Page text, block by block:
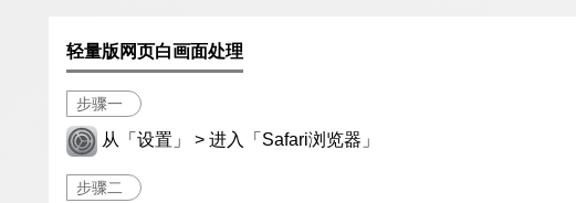
轻量版网页白画面处理
步骤一
从「设置」 > 进入「Safari浏览器」
步骤二